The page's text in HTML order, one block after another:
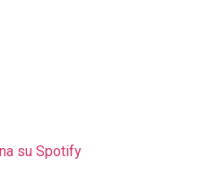
su Spotify